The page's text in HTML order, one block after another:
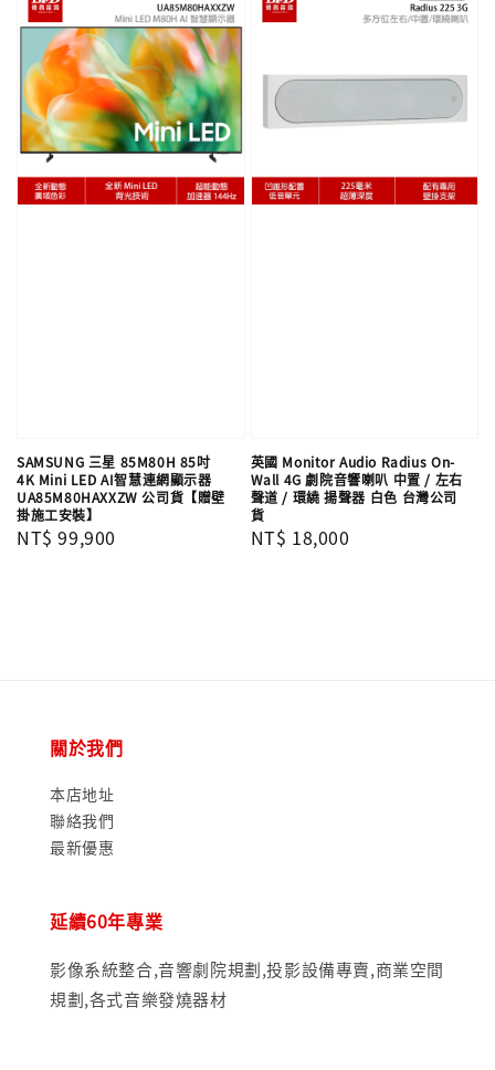
SAMSUNG 三星 85M80H 85吋
4K Mini LED AI智慧連網顯示器
UA85M80HAXXZW 公司貨【贈壁
掛施工安裝】
Regular
NT$ 99,900
英國 Monitor Audio Radius On-
Wall 4G 劇院音響喇叭 中置 / 左右
聲道 / 環繞 揚聲器 白色 台灣公司
貨
Regular
NT$ 18,000
關於我們
本店地址
聯絡我們
最新優惠
延續60年專業
影像系統整合,音響劇院規劃,投影設備專賣,商業空間
規劃,各式音樂發燒器材